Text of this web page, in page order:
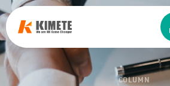
COLUMN